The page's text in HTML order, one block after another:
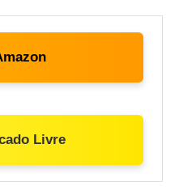
Livre